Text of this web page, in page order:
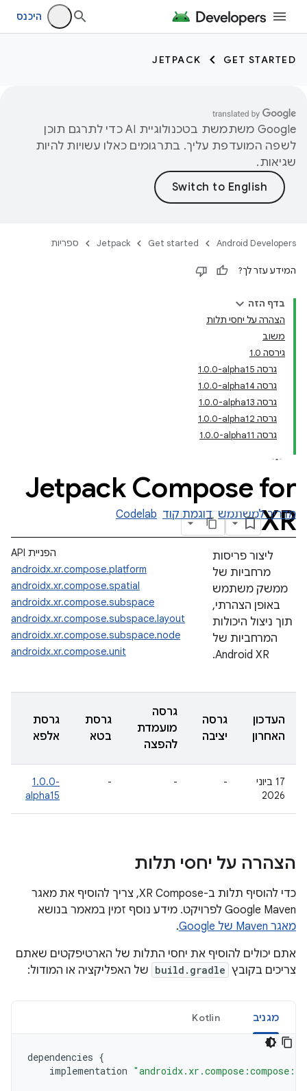
היכנס
GET STARTED
JETPACK
‫Google משתמשת בטכנולוגיית AI כדי לתרגם תוכן
לשפה המועדפת עליך. בתרגומים כאלו עשויות להיות
שגיאות.
Android Developers
Get started
Jetpack ספריות
המידע עזר לך?
בדף הזה
הצהרה על יחסי תלות
משוב
גירסה 1.0
גרסה ‎1.0.0-alpha15
גרסה ‎1.0.0-alpha14
גרסה ‎1.0.0-alpha13
גרסה ‎1.0.0-alpha12
גרסה ‎1.0.0-alpha11
‫Jetpack Compose for
XR
מדריך למשתמש דוגמת קוד Codelab
הפניית API
androidx.xr.compose.platform
androidx.xr.compose.spatial
androidx.xr.compose.subspace
androidx.xr.compose.subspace.layout
androidx.xr.compose.subspace.node
androidx.xr.compose.unit
ליצור פריסות
מרחביות של
ממשק משתמש
באופן הצהרתי,
תוך ניצול היכולות
המרחביות של
Android XR.
העדכון
האחרון
גרסה
יציבה
גרסה
מועמדת
להפצה
גרסת
בטא
גרסת
אלפא
‫17 ביוני
2026
-
-
-
‎1.0.0-
alpha15
הצהרה על יחסי תלות
כדי להוסיף תלות ב-XR Compose, צריך להוסיף את מאגר
Google Maven לפרויקט. מידע נוסף זמין במאמר בנושא
מאגר Maven של Google
.
אתם יכולים להוסיף את יחסי התלות של הארטיפקטים שאתם
צריכים בקובץ build.gradle של האפליקציה או המודול:
מגניב Kotlin
dependencies {
implementation